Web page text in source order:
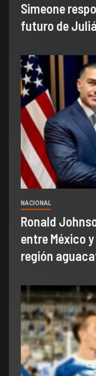
Simeone
futuro de
NACIONAL
Ronald
entre México
región